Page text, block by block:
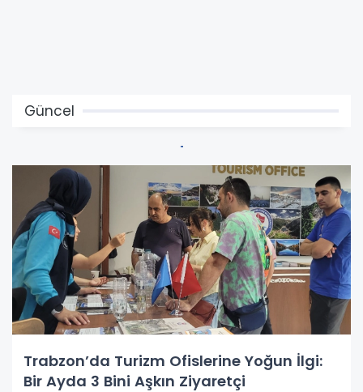
Güncel
Trabzon’da Turizm Ofislerine Yoğun İlgi:
Bir Ayda 3 Bini Aşkın Ziyaretçi